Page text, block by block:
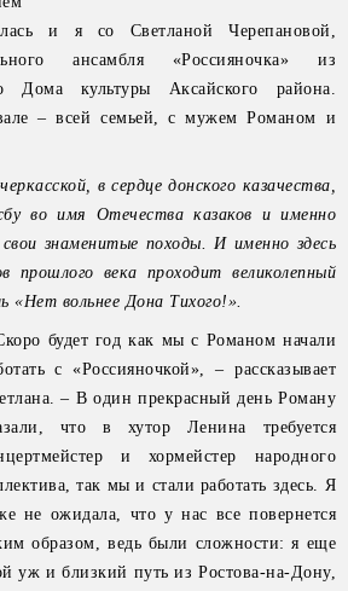
и я со Светланой Черепановой,
ансамбля «Россияночка» из
Дома культуры Аксайского района.
– всей семьей, с мужем Романом и
в сердце донского казачества,
во имя Отечества казаков и именно
знаменитые походы. И именно здесь
прошлого века проходит великолепный
«Нет вольнее Дона Тихого!».
будет год как мы с Романом начали
с «Россияночкой», – рассказывает
– В один прекрасный день Роману
что в хутор Ленина требуется
и хормейстер народного
так мы и стали работать здесь. Я
не ожидала, что у нас все повернется
образом, ведь были сложности: я еще
уж и близкий путь из Ростова-на-Дону,